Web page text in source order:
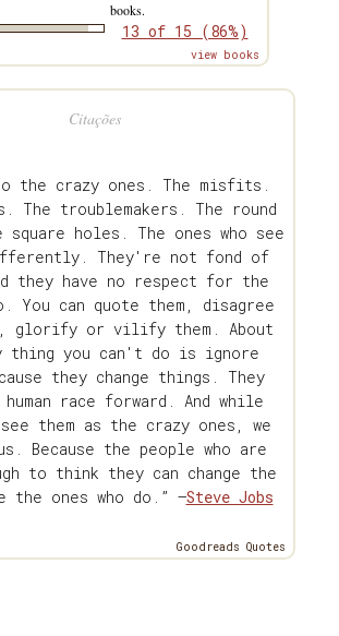
books.
13 of 15 (86%)
view books
Citações
the crazy ones. The misfits.
The troublemakers. The round
square holes. The ones who see
They're not fond of
they have no respect for the
You can quote them, disagree
glorify or vilify them. About
thing you can't do is ignore
they change things. They
human race forward. And while
see them as the crazy ones, we
Because the people who are
to think they can change the
the ones who do.” —Steve Jobs
Goodreads Quotes